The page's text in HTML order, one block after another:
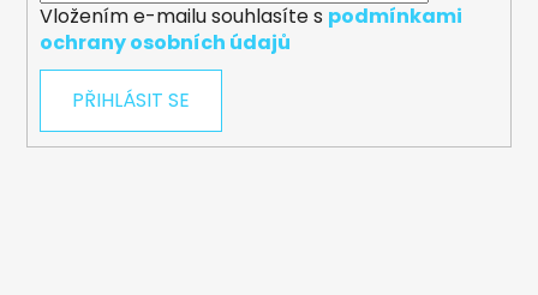
Vložením e-mailu souhlasíte s podmínkami
ochrany osobních údajů
PŘIHLÁSIT SE